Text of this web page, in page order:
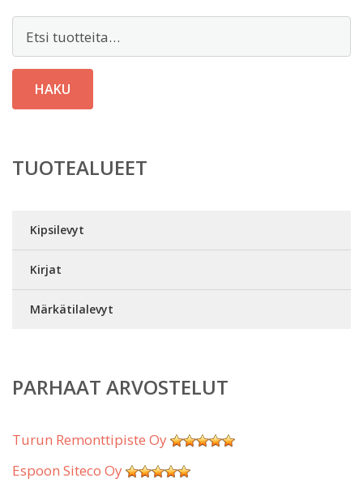
HAKU
TUOTEALUEET
Kipsilevyt
Kirjat
Märkätilalevyt
PARHAAT ARVOSTELUT
Turun Remonttipiste Oy
Espoon Siteco Oy